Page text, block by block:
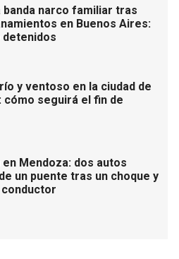
banda narco familiar tras
en Buenos Aires:
detenidos
y ventoso en la ciudad de
cómo seguirá el fin de
Mendoza: dos autos
un puente tras un choque y